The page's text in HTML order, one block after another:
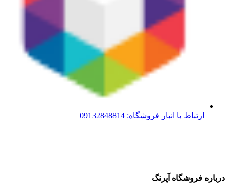
ارتباط با انبار فروشگاه: 09132848814
درباره فروشگاه آپرنگ